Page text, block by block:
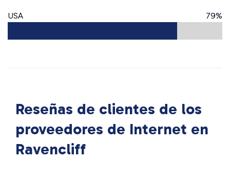
USA 79%
Reseñas de clientes de los
proveedores de Internet en
Ravencliff